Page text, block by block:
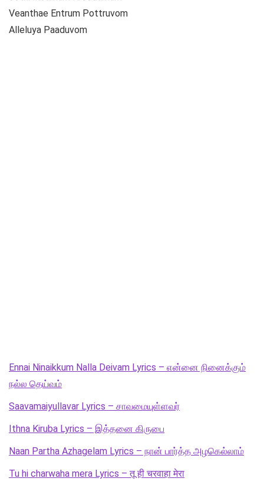
Veanthae Entrum Pottruvom
Alleluya Paaduvom
Ennai Ninaikkum Nalla Deivam Lyrics – என்னை நினைக்கும்
நல்ல தெய்வம்
Saavamaiyullavar Lyrics – சாவமையுள்ளவர்
Ithna Kiruba Lyrics – இத்தனை கிருபை
Naan Partha Azhagelam Lyrics – நான் பார்த்த அழகெல்லாம்
Tu hi charwaha mera Lyrics – तू ही चरवाहा मेरा